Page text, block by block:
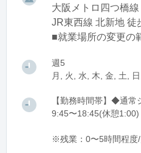
大阪メトロ四つ橋
JR東西線 北新地 徒
■就業場所の変更の
週5
月, 火, 水, 木, 金, 土,
【勤務時間帯】◆通常
9:45〜18:45(休憩1:00)
※残業：0〜5時間程度/